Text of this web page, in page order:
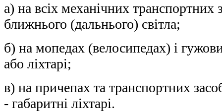
а) на всіх механічних транспортних
ближнього (дальнього) світла;
б) на мопедах (велосипедах) і
або ліхтарі;
в) на причепах та транспортних
- габаритні ліхтарі.